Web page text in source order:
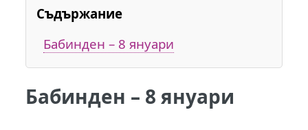
Съдържание
Бабинден – 8 януари
Бабинден – 8 януари